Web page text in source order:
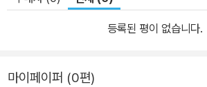
등록된 평이 없습니다.
마이페이퍼 (0편)